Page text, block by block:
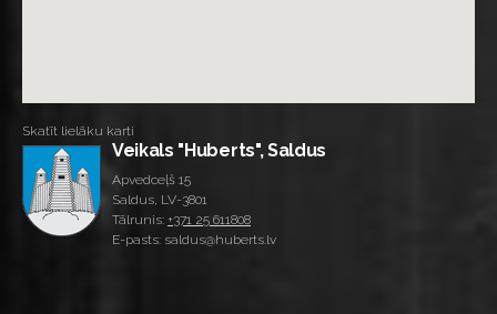
Skatīt lielāku karti
Veikals "Huberts", Saldus
Apvedceļš 15
Saldus, LV-3801
Tālrunis: +371 25 611808
E-pasts: saldus@huberts.lv